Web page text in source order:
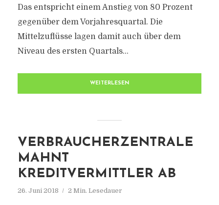
Das entspricht einem Anstieg von 80 Prozent
gegenüber dem Vorjahresquartal. Die
Mittelzuflüsse lagen damit auch über dem
Niveau des ersten Quartals...
WEITERLESEN
VERBRAUCHERZENTRALE
MAHNT
KREDITVERMITTLER AB
26. Juni 2018 2 Min. Lesedauer